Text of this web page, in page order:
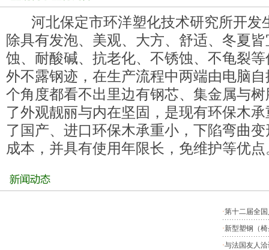
河北保定市环洋塑化技术研究所开发
除具有发泡、美观、大方、舒适、冬夏
蚀、耐酸碱、抗老化、不锈蚀、不龟裂
外不露钢迹，在生产流程中两端由电脑
个角度都看不出里边有钢芯、集金属与
了外观靓丽与内在坚固，是现有环保木
了国产、进口环保木承重小，下陷弯曲
成本，并具有使用年限长，免维护等优点
·第十二届全
·新型塑钢（
·与法国友人